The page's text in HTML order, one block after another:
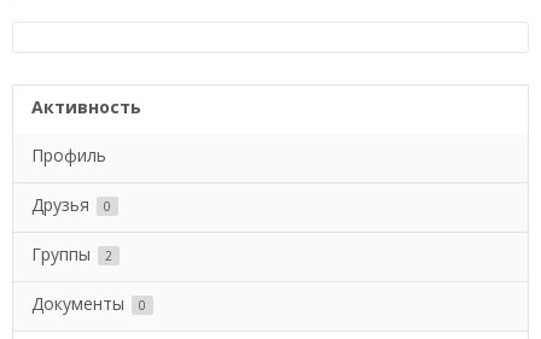
Активность
Профиль
Друзья 0
Группы 2
Документы 0